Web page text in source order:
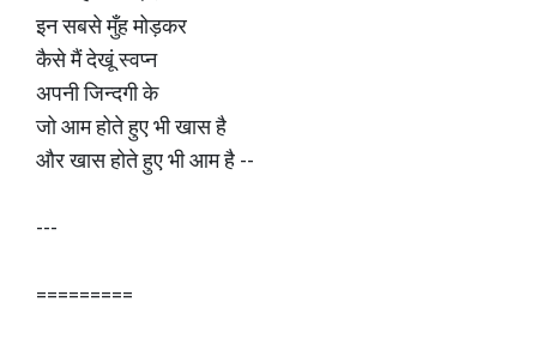
इन सबसे मुँह मोड़कर
कैसे मैं देखूं स्वप्न
अपनी जिन्दगी के
जो आम होते हुए भी खास है
और खास होते हुए भी आम है --
---
=========